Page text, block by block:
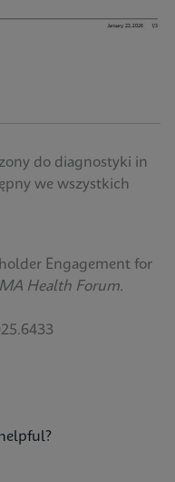
do diagnostyki in
we wszystkich
Engagement for
Health Forum.